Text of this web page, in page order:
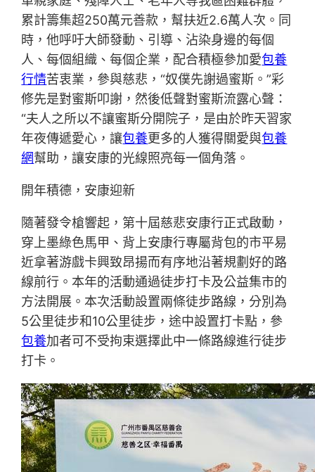
累計籌集超250萬元善款，幫扶近2.6萬人次。同
時，他呼吁大師發動、引導、沾染身邊的每個
人、每個組織、每個企業，配合積極參加愛包養
行情苦衷業，參與慈悲，“奴僕先謝過蜜斯。”彩
修先是對蜜斯叩謝，然後低聲對蜜斯流露心聲：
“夫人之所以不讓蜜斯分開院子，是由於昨天習家
年夜傳遞愛心，讓包養更多的人獲得關愛與包養
網幫助，讓安康的光線照亮每一個角落。
開年積德，安康迎新
隨著發令槍響起，第十屆慈悲安康行正式啟動，
穿上墨綠色馬甲、背上安康行專屬背包的市平易
近拿著游戲卡興致昂揚而有序地沿著規劃好的路
線前行。本年的活動通過徒步打卡及公益集市的
方法開展。本次活動設置兩條徒步路線，分別為
5公里徒步和10公里徒步，途中設置打卡點，參
包養加者可不受拘束選擇此中一條路線進行徒步
打卡。